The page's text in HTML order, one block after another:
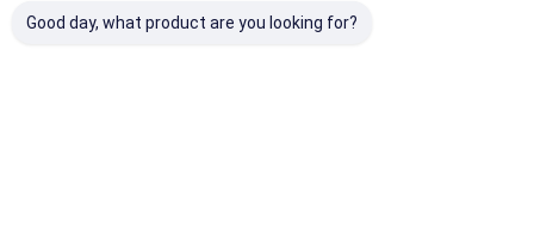
Good day, what product are you looking for?